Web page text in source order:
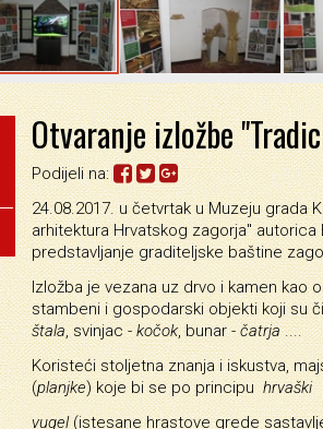
Otvaranje izložbe
Podijeli na:
24.08.2017. u četvrtak u Muzeju grada
arhitektura Hrvatskog zagorja" autorica
predstavljanje graditeljske baštine
Izložba je vezana uz drvo i kamen kao
stambeni i gospodarski objekti koji su
štala, svinjac -kočok, bunar -čatrja....
Koristeći stoljetna znanja i iskustva,
(planjke) koje bi se po principuhrvaški
vugel(istesane hrastove grede